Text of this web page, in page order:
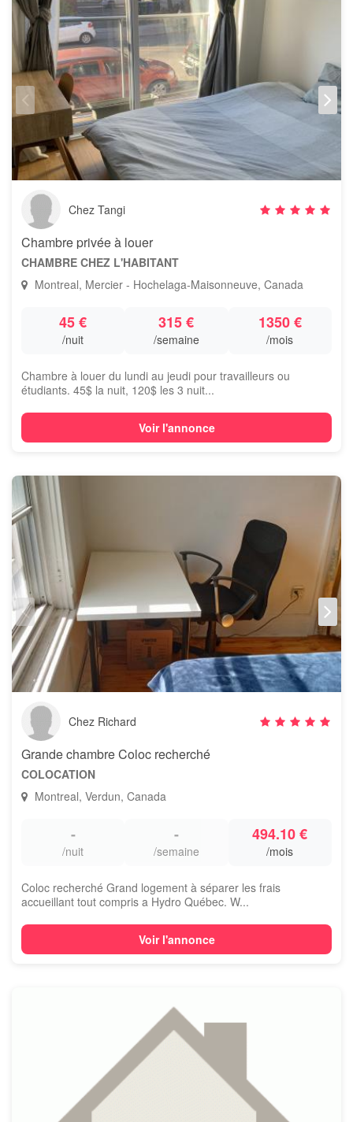
Chez Tangi
Chambre privée à louer
CHAMBRE CHEZ L'HABITANT
Montreal, Mercier - Hochelaga-Maisonneuve, Canada
45 €
/nuit
315 €
/semaine
1350 €
/mois
Chambre à louer du lundi au jeudi pour travailleurs ou
étudiants. 45$ la nuit, 120$ les 3 nuit...
Voir l'annonce
Chez Richard
Grande chambre Coloc recherché
COLOCATION
Montreal, Verdun, Canada
-
/nuit
-
/semaine
494.10 €
/mois
Coloc recherché Grand logement à séparer les frais
accueillant tout compris a Hydro Québec. W...
Voir l'annonce